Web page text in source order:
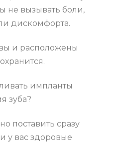
не вызывать боли,
дискомфорта.
и расположены
импланты
зуба?
поставить сразу
у вас здоровые